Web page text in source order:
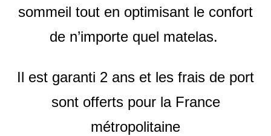
sommeil tout en optimisant le confort
de n’importe quel matelas.
Il est garanti 2 ans et les frais de port
sont offerts pour la France
métropolitaine